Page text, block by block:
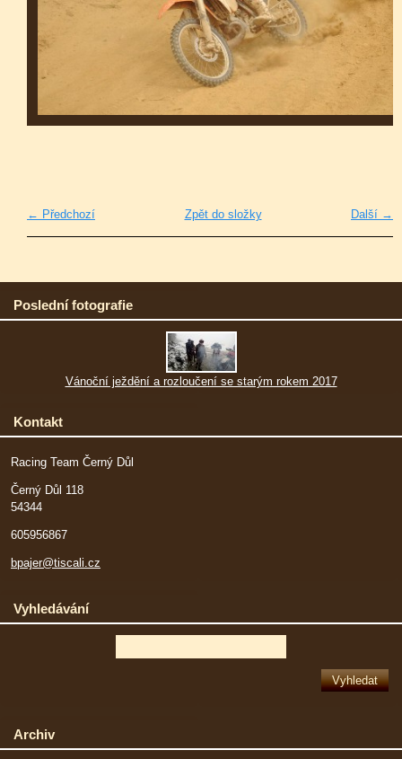
← Předchozí Další →
Zpět do složky
Poslední fotografie
Vánoční ježdění a rozloučení se starým rokem 2017
Kontakt
Racing Team Černý Důl
Černý Důl 118
54344
605956867
bpajer@tiscali.cz
Vyhledávání
Archiv